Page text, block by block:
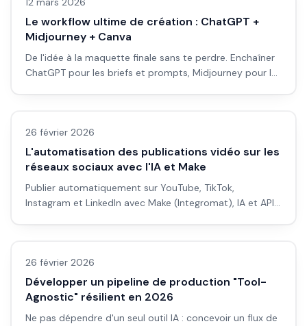
Le workflow ultime de création : ChatGPT +
Midjourney + Canva
De l'idée à la maquette finale sans te perdre. Enchaîner
ChatGPT pour les briefs et prompts, Midjourney pour les
Automatisation
26 février 2026
L'automatisation des publications vidéo sur les
réseaux sociaux avec l'IA et Make
Publier automatiquement sur YouTube, TikTok,
Instagram et LinkedIn avec Make (Integromat), IA et APIs.
Automatisation
26 février 2026
Développer un pipeline de production "Tool-
Agnostic" résilient en 2026
Ne pas dépendre d'un seul outil IA : concevoir un flux de